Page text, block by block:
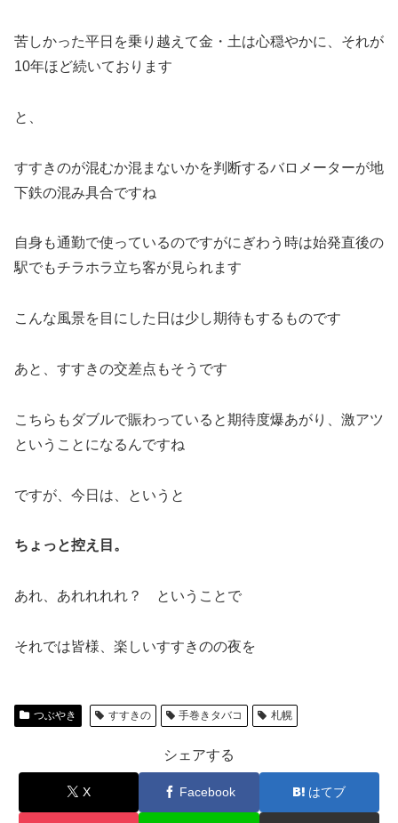
苦しかった平日を乗り越えて金・土は心穏やかに、それが
10年ほど続いております
と、
すすきのが混むか混まないかを判断するバロメーターが地
下鉄の混み具合ですね
自身も通勤で使っているのですがにぎわう時は始発直後の
駅でもチラホラ立ち客が見られます
こんな風景を目にした日は少し期待もするものです
あと、すすきの交差点もそうです
こちらもダブルで賑わっていると期待度爆あがり、激アツ
ということになるんですね
ですが、今日は、というと
ちょっと控え目。
あれ、あれれれれ？ ということで
それでは皆様、楽しいすすきのの夜を
つぶやき すすきの 手巻きタバコ 札幌
シェアする
X Facebook はてブ